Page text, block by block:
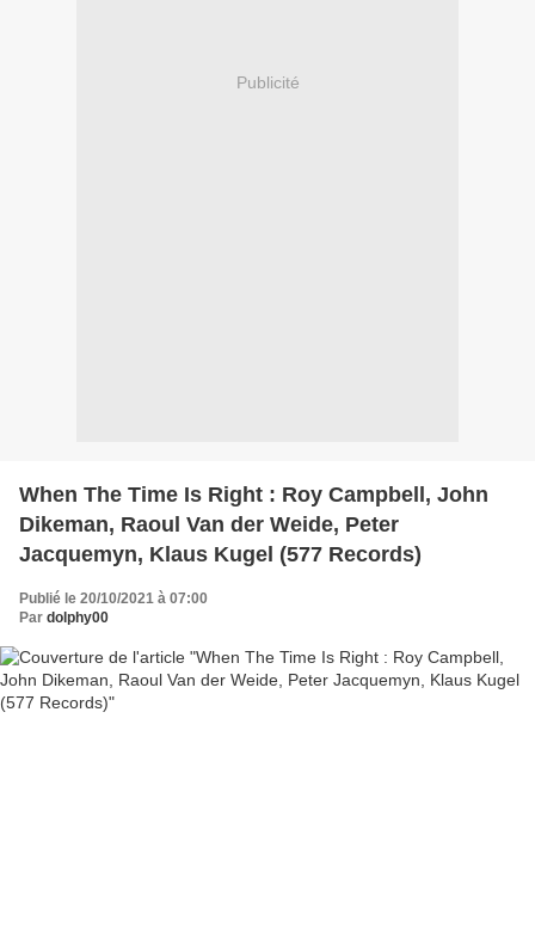
Publicité
When The Time Is Right : Roy Campbell, John
Dikeman, Raoul Van der Weide, Peter
Jacquemyn, Klaus Kugel (577 Records)
Publié le 20/10/2021 à 07:00
Par dolphy00